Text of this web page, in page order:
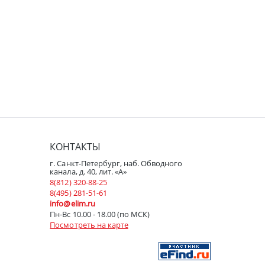
КОНТАКТЫ
г. Санкт-Петербург, наб. Обводного
канала, д. 40, лит. «А»
8(812) 320-88-25
8(495) 281-51-61
info@elim.ru
Пн-Вс 10.00 - 18.00 (по МСК)
Посмотреть на карте